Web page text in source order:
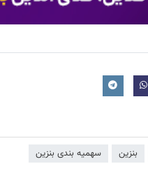
بنزین سهمیه بندی بنزین